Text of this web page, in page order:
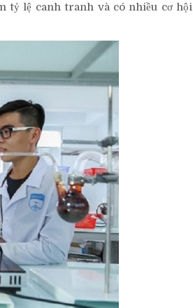
tỷ lệ canh tranh và có nhiều cơ hội